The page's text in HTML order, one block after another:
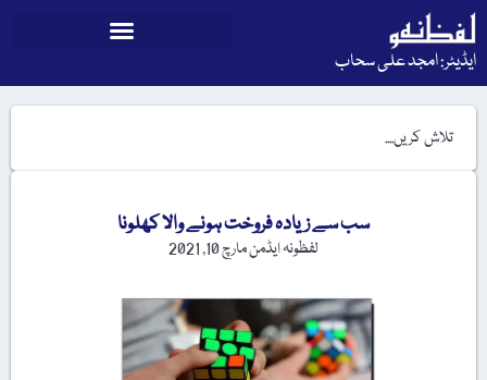
ایڈیٹر: امجد علی سحاب
سب سے زیادہ فروخت ہونے والا کھلونا
لفظونہ ایڈمنمارچ 10, 2021